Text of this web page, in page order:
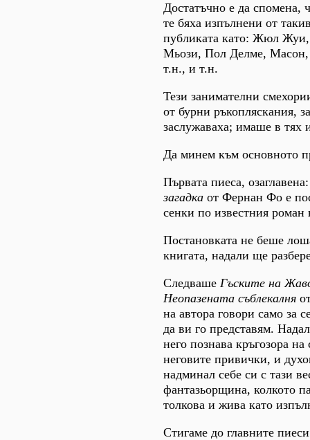
Достатъчно е да спомена,
те бяха изпълнени от
публиката като: Жюл
Мьози, Пол Делме,
т.н., и т.н.
Тези занимателни
от бурни ръкопляскания,
заслужаваха; имаше в тях
Да минем към основното
Първата пиеса,
загадка от Фернан Фо е
сенки по известния
Постановката не беше
книгата, надали ще
Следваше Гъските на
Неопазената съблекалня
на автора говори само за
да ви го представям.
него познава кръгозора
неговите привички, и
надминал себе си с тази
фантазьорщина, колкото
толкова и жива като
Стигаме до главните